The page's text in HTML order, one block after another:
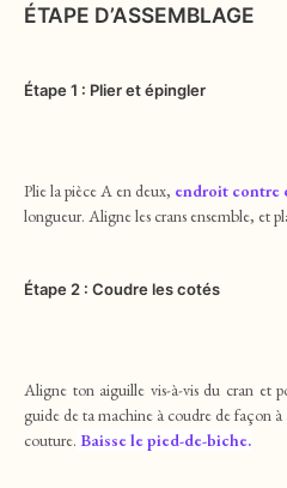
ÉTAPE D’ASSEMBLAGE
Étape 1 : Plier et épingler
Plie la pièce A en deux, endroit contre
longueur. Aligne les crans ensemble, et
Étape 2 : Coudre les cotés
Aligne ton aiguille vis-à-vis du cran et
guide de ta machine à coudre de façon
couture. Baisse le pied-de-biche.